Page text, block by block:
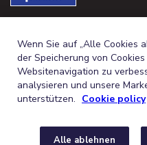
Wenn Sie auf „Alle Cookies
der Speicherung von
Websitenavigation zu
analysieren und unsere
unterstützen. Cookie policy
Alle ablehnen